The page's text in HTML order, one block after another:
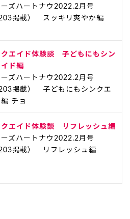
ーズハートナウ2022.2月号
掲載） スッキリ爽やか編
クエイド体験談 子どもにもシン
ド編
ーズハートナウ2022.2月号
掲載） 子どもにもシンクエ
チョ
クエイド体験談 リフレッシュ編
ーズハートナウ2022.2月号
掲載） リフレッシュ編